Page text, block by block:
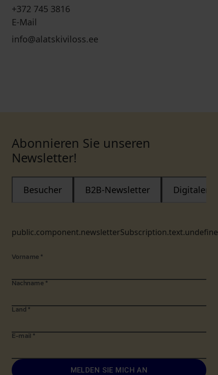
+372 745 3816
E-Mail
info@alatskiviloss.ee
Abonnieren Sie unseren
Newsletter!
Besucher B2B-Newsletter Digitaler
Vorname *
Nachname *
Land *
E-mail *
MELDEN SIE MICH AN